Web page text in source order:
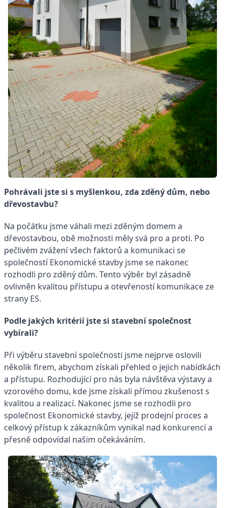
Pohrávali jste si s myšlenkou, zda zděný dům, nebo
dřevostavbu?
Na počátku jsme váhali mezi zděným domem a
dřevostavbou, obě možnosti měly svá pro a proti. Po
pečlivém zvážení všech faktorů a komunikaci se
společností Ekonomické stavby jsme se nakonec
rozhodli pro zděný dům. Tento výběr byl zásadně
ovlivněn kvalitou přístupu a otevřeností komunikace ze
strany ES.
Podle jakých kritérií jste si stavební společnost
vybírali?
Při výběru stavební společnosti jsme nejprve oslovili
několik firem, abychom získali přehled o jejich nabídkách
a přístupu. Rozhodující pro nás byla návštěva výstavy a
vzorového domu, kde jsme získali přímou zkušenost s
kvalitou a realizací. Nakonec jsme se rozhodli pro
společnost Ekonomické stavby, jejíž prodejní proces a
celkový přístup k zákazníkům vynikal nad konkurencí a
přesně odpovídal našim očekáváním.